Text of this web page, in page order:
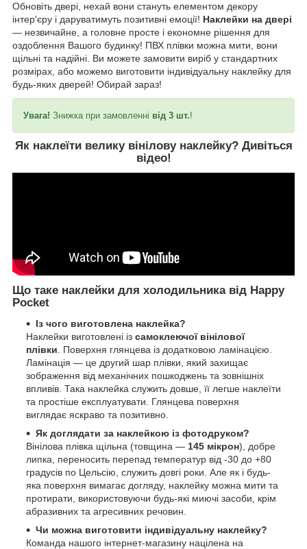
Обновіть двері, нехай вони стануть елементом декору
інтер'єру і даруватимуть позитивні емоції! Наклейки на двері
— незвичайне, а головне просте і економне рішення для
оздоблення Вашого будинку! ПВХ плівки можна мити, вони
щільні та надійні. Ви можете замовити виріб у стандартних
розмірах, або можемо виготовити індивідуальну наклейку для
будь-яких дверей! Обирай зараз!
Увага! Знижка при замовленні від 3 шт.!
Як наклеїти велику вінілову наклейку? Дивіться
відео!
Що таке наклейки для холодильника від Happy
Pocket
Із чого виготовлена наклейка?
Наклейки виготовлені із самоклеючої вінілової
плівки . Поверхня глянцева із додатковою ламінацією.
Ламінація — це другий шар плівки, який захищає
зображення від механічних пошкоджень та зовнішніх
впливів. Така наклейка служить довше, її легше наклеїти
та простіше експлуатувати. Глянцева поверхня
виглядає яскраво та позитивно.
Як доглядати за наклейкою із фотодруком?
Вінілова плівка щільна (товщина — 145 мікрон), добре
липка, переносить перепад температур від -30 до +80
градусів по Цельсію, служить довгі роки. Але як і будь-
яка поверхня вимагає догляду, наклейку можна мити та
протирати, використовуючи будь-які миючі засоби, крім
абразивних та агресивних речовин.
Чи можна виготовити індивідуальну наклейку?
Команда нашого інтернет-магазину націлена на